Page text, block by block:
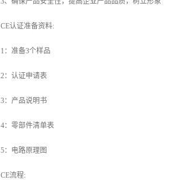
CE认证准备资料:
1：准备3个样品
2：认证申请表
3：产品说明书
4：零部件清单表
5：电路原理图
CE流程: